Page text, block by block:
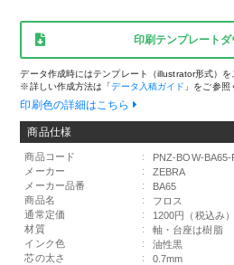
印刷テンプレートダ
データ作成時にはテンプレート（illustrator形式）を
※詳しい作成方法は「データ入稿ガイド 」をご参照
印刷色の詳細はこちら
商品仕様
商品コード :
PNZ-BOW-BA65-
メーカー
:
ZEBRA
メーカー品番
:
BA65
商品名
:
フロス
通常定価
:
1200円（税込み）
材質
:
軸・台座は樹脂
インク色
:
油性黒
芯の太さ
:
0.7mm